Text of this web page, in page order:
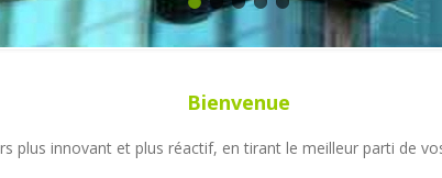
Bienvenue
plus innovant et plus réactif, en tirant le meilleur parti de